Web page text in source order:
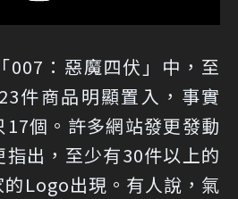
007：惡魔四伏」中，至
件商品明顯置入，事實
17個。許多網站發更發動
指出，至少有30件以上的
Logo出現。有人說，氣